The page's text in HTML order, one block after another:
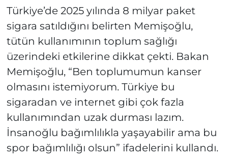
Türkiye’de 2025 yılında 8 milyar paket
sigara satıldığını belirten Memişoğlu,
tütün kullanımının toplum sağlığı
üzerindeki etkilerine dikkat çekti. Bakan
Memişoğlu, “Ben toplumumun kanser
olmasını istemiyorum. Türkiye bu
sigaradan ve internet gibi çok fazla
kullanımından uzak durması lazım.
İnsanoğlu bağımlılıkla yaşayabilir ama bu
spor bağımlılığı olsun” ifadelerini kullandı.